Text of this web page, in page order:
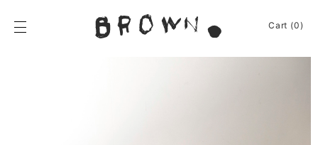
content
BROWN.
Cart (0)